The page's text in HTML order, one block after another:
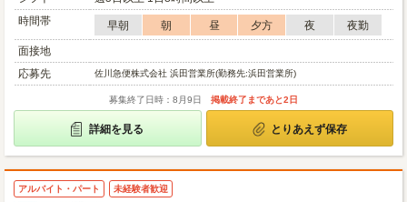
時間帯
早朝 朝 昼 夕方 夜
夜勤
面接地
応募先
佐川急便株式会社 浜田営業所(勤務先:浜田営業所)
募集終了日時：8月9日 掲載終了まであと2日
詳細を見る とりあえず保存
アルバイト・パート 未経験者歓迎